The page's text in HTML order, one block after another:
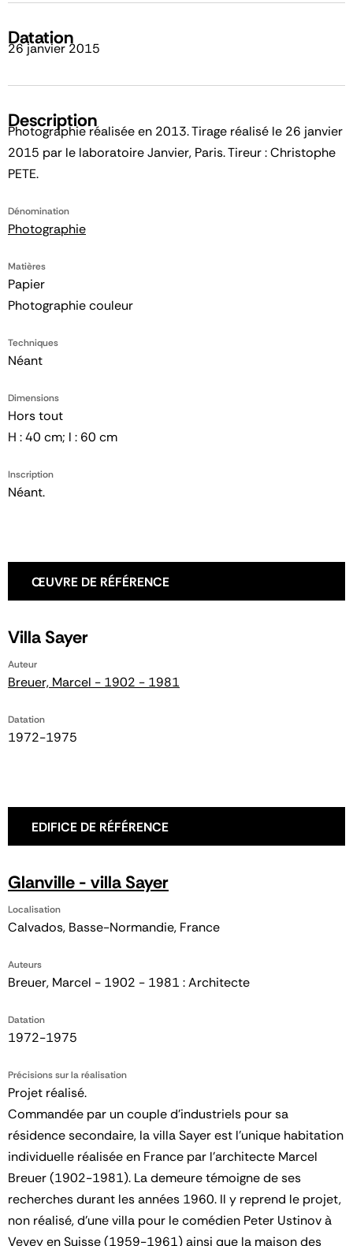
Datation
26 janvier 2015
Description
Photographie réalisée en 2013. Tirage réalisé le 26 janvier
2015 par le laboratoire Janvier, Paris. Tireur : Christophe
PETE.
Dénomination
Photographie
Matières
Papier
Photographie couleur
Techniques
Néant
Dimensions
Hors tout
H : 40 cm; l : 60 cm
Inscription
Néant.
ŒUVRE DE RÉFÉRENCE
Villa Sayer
Auteur
Breuer, Marcel - 1902 - 1981
Datation
1972-1975
EDIFICE DE RÉFÉRENCE
Glanville - villa Sayer
Localisation
Calvados, Basse-Normandie, France
Auteurs
Breuer, Marcel - 1902 - 1981 : Architecte
Datation
1972-1975
Précisions sur la réalisation
Projet réalisé.
Commandée par un couple d’industriels pour sa
résidence secondaire, la villa Sayer est l’unique habitation
individuelle réalisée en France par l’architecte Marcel
Breuer (1902-1981). La demeure témoigne de ses
recherches durant les années 1960. Il y reprend le projet,
non réalisé, d’une villa pour le comédien Peter Ustinov à
Vevey en Suisse (1959-1961) ainsi que la maison des